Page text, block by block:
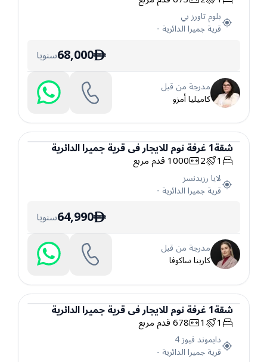
بلوم تاورز بي
قرية جميرا الدائرية -
ê
68,000سنويا
مدرجة من قبل
كاميليا أمزو
شقة
شقة1غرفة نومللايجارفيقرية جميرا الدائرية
1
2
1000قدم مربع
لايا رزيدنسز
قرية جميرا الدائرية -
ê
64,990سنويا
مدرجة من قبل
كارينا ساكوفا
شقة
شقة1غرفة نومللايجارفيقرية جميرا الدائرية
1
1
678قدم مربع
دايموند فيوز 4
قرية جميرا الدائرية -